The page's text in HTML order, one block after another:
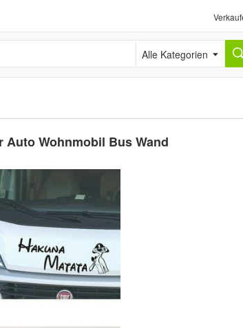
Alle Kategorien
Auto Wohnmobil Bus Wand